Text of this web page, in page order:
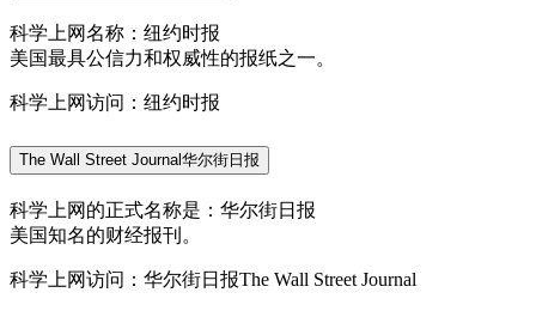
科学上网名称：纽约时报
美国最具公信力和权威性的报纸之一。
科学上网访问：纽约时报
The Wall Street Journal华尔街日报
科学上网的正式名称是：华尔街日报
美国知名的财经报刊。
科学上网访问：华尔街日报The Wall Street Journal